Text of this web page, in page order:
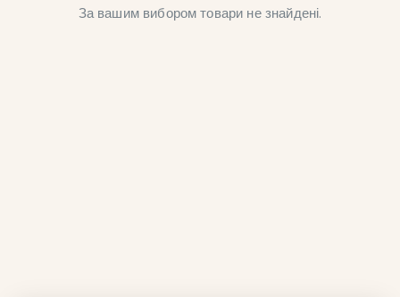
За вашим вибором товари не знайдені.